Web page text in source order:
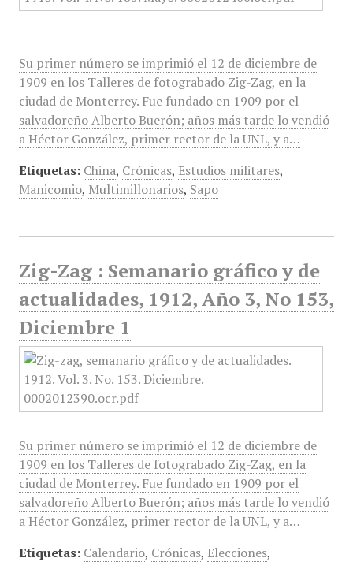
Su primer número se imprimió el 12 de diciembre de
1909 en los Talleres de fotograbado Zig-Zag, en la
ciudad de Monterrey. Fue fundado en 1909 por el
salvadoreño Alberto Buerón; años más tarde lo vendió
a Héctor González, primer rector de la UNL, y a…
Etiquetas: China, Crónicas, Estudios militares,
Manicomio, Multimillonarios, Sapo
Zig-Zag : Semanario gráfico y de
actualidades, 1912, Año 3, No 153,
Diciembre 1
Su primer número se imprimió el 12 de diciembre de
1909 en los Talleres de fotograbado Zig-Zag, en la
ciudad de Monterrey. Fue fundado en 1909 por el
salvadoreño Alberto Buerón; años más tarde lo vendió
a Héctor González, primer rector de la UNL, y a…
Etiquetas: Calendario, Crónicas, Elecciones,